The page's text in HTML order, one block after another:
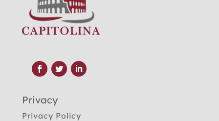
Privacy
Privacy Policy